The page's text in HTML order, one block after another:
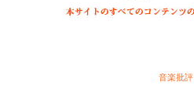
音楽批評